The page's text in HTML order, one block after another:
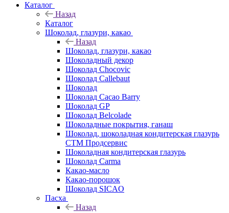
Каталог
Назад
Каталог
Шоколад, глазури, какао
Назад
Шоколад, глазури, какао
Шоколадный декор
Шоколад Chocovic
Шоколад Callebaut
Шоколад
Шоколад Cacao Barry
Шоколад GP
Шоколад Belcolade
Шоколадные покрытия, ганаш
Шоколад, шоколадная кондитерская глазурь
СТМ Продсервис
Шоколадная кондитерская глазурь
Шоколад Carma
Какао-масло
Какао-порошок
Шоколад SICAO
Пасха
Назад